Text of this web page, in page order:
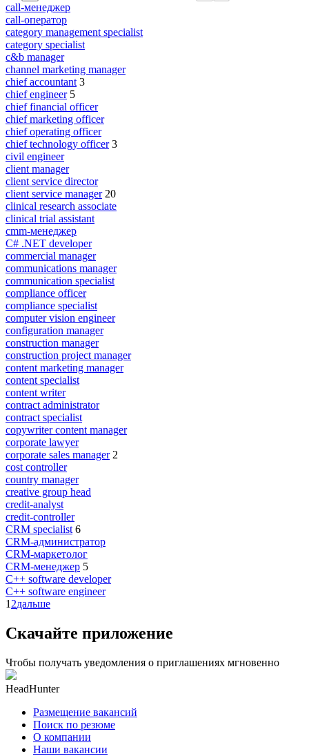
call-менеджер
call-оператор
category management specialist
category specialist
c&b manager
channel marketing manager
chief accountant 3
chief engineer 5
chief financial officer
chief marketing officer
chief operating officer
chief technology officer 3
civil engineer
client manager
client service director
client service manager 20
clinical research associate
clinical trial assistant
cmm-менеджер
C# .NET developer
commercial manager
communications manager
communication specialist
compliance officer
compliance specialist
computer vision engineer
configuration manager
construction manager
construction project manager
content marketing manager
content specialist
content writer
contract administrator
contract specialist
copywriter content manager
corporate lawyer
corporate sales manager 2
cost controller
country manager
creative group head
credit-analyst
credit-controller
CRM specialist 6
CRM-администратор
CRM-маркетолог
CRM-менеджер 5
C++ software developer
C++ software engineer
1 2дальше
Скачайте приложение
Чтобы получать уведомления о приглашениях мгновенно
HeadHunter
Размещение вакансий
Поиск по резюме
О компании
Наши вакансии